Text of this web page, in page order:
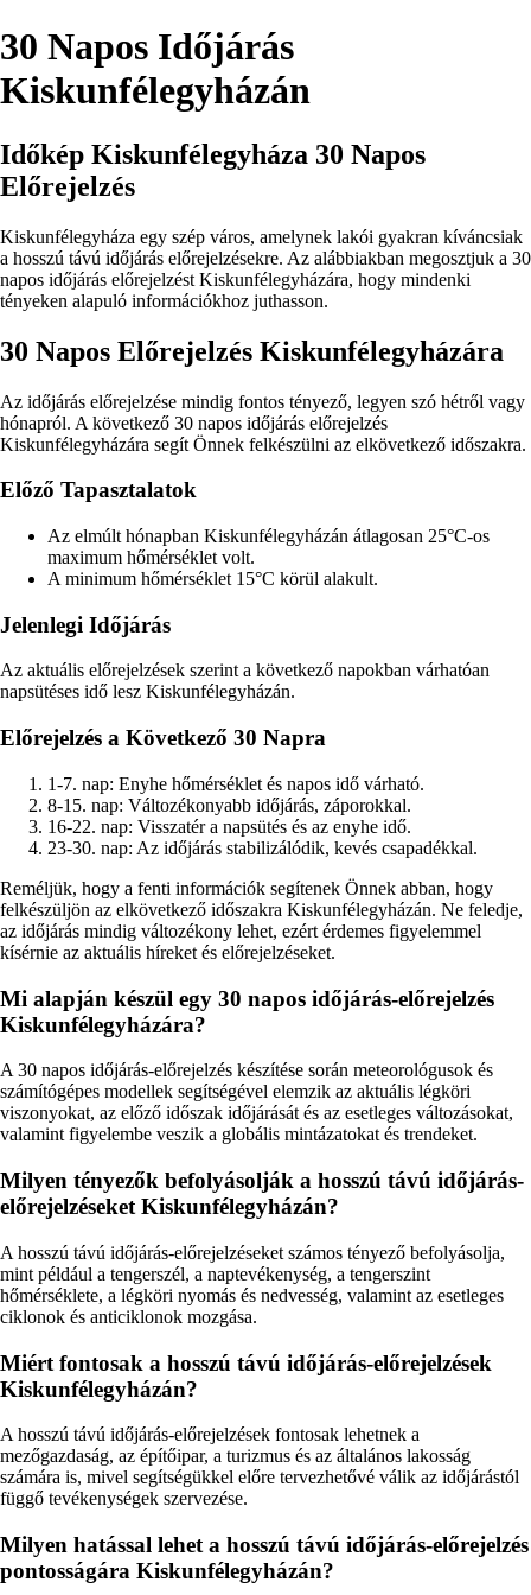
30 Napos Időjárás
Kiskunfélegyházán
Időkép Kiskunfélegyháza 30 Napos
Előrejelzés
Kiskunfélegyháza egy szép város, amelynek lakói gyakran kíváncsiak
a hosszú távú időjárás előrejelzésekre. Az alábbiakban megosztjuk a 30
napos időjárás előrejelzést Kiskunfélegyházára, hogy mindenki
tényeken alapuló információkhoz juthasson.
30 Napos Előrejelzés Kiskunfélegyházára
Az időjárás előrejelzése mindig fontos tényező, legyen szó hétről vagy
hónapról. A következő 30 napos időjárás előrejelzés
Kiskunfélegyházára segít Önnek felkészülni az elkövetkező időszakra.
Előző Tapasztalatok
Az elmúlt hónapban Kiskunfélegyházán átlagosan 25°C-os
maximum hőmérséklet volt.
A minimum hőmérséklet 15°C körül alakult.
Jelenlegi Időjárás
Az aktuális előrejelzések szerint a következő napokban várhatóan
napsütéses idő lesz Kiskunfélegyházán.
Előrejelzés a Következő 30 Napra
1-7. nap: Enyhe hőmérséklet és napos idő várható.
8-15. nap: Változékonyabb időjárás, záporokkal.
16-22. nap: Visszatér a napsütés és az enyhe idő.
23-30. nap: Az időjárás stabilizálódik, kevés csapadékkal.
Reméljük, hogy a fenti információk segítenek Önnek abban, hogy
felkészüljön az elkövetkező időszakra Kiskunfélegyházán. Ne feledje,
az időjárás mindig változékony lehet, ezért érdemes figyelemmel
kísérnie az aktuális híreket és előrejelzéseket.
Mi alapján készül egy 30 napos időjárás-előrejelzés
Kiskunfélegyházára?
A 30 napos időjárás-előrejelzés készítése során meteorológusok és
számítógépes modellek segítségével elemzik az aktuális légköri
viszonyokat, az előző időszak időjárását és az esetleges változásokat,
valamint figyelembe veszik a globális mintázatokat és trendeket.
Milyen tényezők befolyásolják a hosszú távú időjárás-
előrejelzéseket Kiskunfélegyházán?
A hosszú távú időjárás-előrejelzéseket számos tényező befolyásolja,
mint például a tengerszél, a naptevékenység, a tengerszint
hőmérséklete, a légköri nyomás és nedvesség, valamint az esetleges
ciklonok és anticiklonok mozgása.
Miért fontosak a hosszú távú időjárás-előrejelzések
Kiskunfélegyházán?
A hosszú távú időjárás-előrejelzések fontosak lehetnek a
mezőgazdaság, az építőipar, a turizmus és az általános lakosság
számára is, mivel segítségükkel előre tervezhetővé válik az időjárástól
függő tevékenységek szervezése.
Milyen hatással lehet a hosszú távú időjárás-előrejelzés
pontosságára Kiskunfélegyházán?